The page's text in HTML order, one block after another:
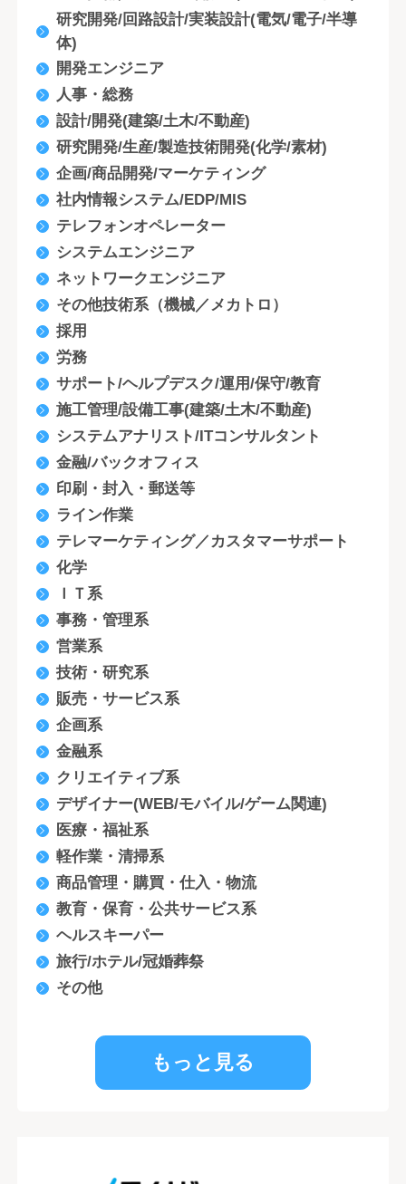
研究開発/回路設計/実装設計(電気/電子/半導
体)
開発エンジニア
人事・総務
設計/開発(建築/土木/不動産)
研究開発/生産/製造技術開発(化学/素材)
企画/商品開発/マーケティング
社内情報システム/EDP/MIS
テレフォンオペレーター
システムエンジニア
ネットワークエンジニア
その他技術系（機械／メカトロ）
採用
労務
サポート/ヘルプデスク/運用/保守/教育
施工管理/設備工事(建築/土木/不動産)
システムアナリスト/ITコンサルタント
金融/バックオフィス
印刷・封入・郵送等
ライン作業
テレマーケティング／カスタマーサポート
化学
ＩＴ系
事務・管理系
営業系
技術・研究系
販売・サービス系
企画系
金融系
クリエイティブ系
デザイナー(WEB/モバイル/ゲーム関連)
医療・福祉系
軽作業・清掃系
商品管理・購買・仕入・物流
教育・保育・公共サービス系
ヘルスキーパー
旅行/ホテル/冠婚葬祭
その他
もっと見る